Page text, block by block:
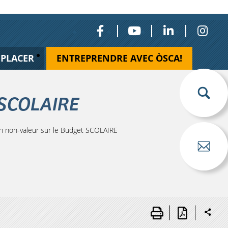
ENTREPRENDRE AVEC ÒSCA!
non-valeur sur le Budget SCOLAIRE